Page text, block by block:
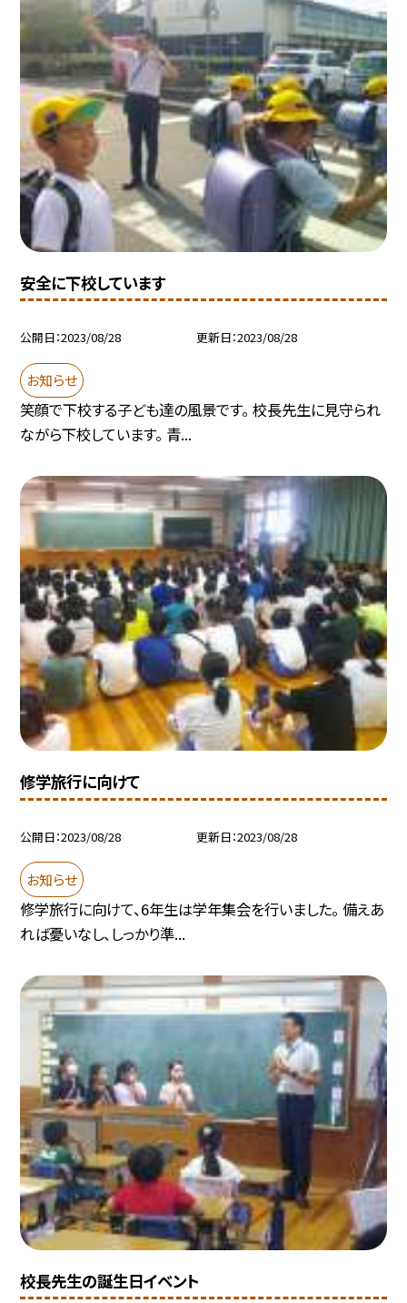
安全に下校しています
公開日 2023/08/28 更新日 2023/08/28
お知らせ
笑顔で下校する子ども達の風景です。 校長先生に見守られ
ながら下校しています。 青...
修学旅行に向けて
公開日 2023/08/28 更新日 2023/08/28
お知らせ
修学旅行に向けて、6年生は学年集会を行いました。 備えあ
れば憂いなし、しっかり準...
校長先生の誕生日イベント